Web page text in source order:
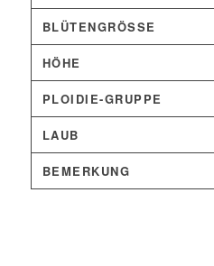
BLÜTENGRÖSSE
HÖHE
PLOIDIE-GRUPPE
LAUB
BEMERKUNG